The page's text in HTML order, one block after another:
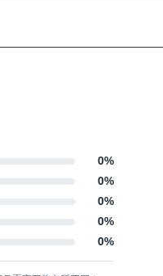
0%
0%
0%
0%
0%